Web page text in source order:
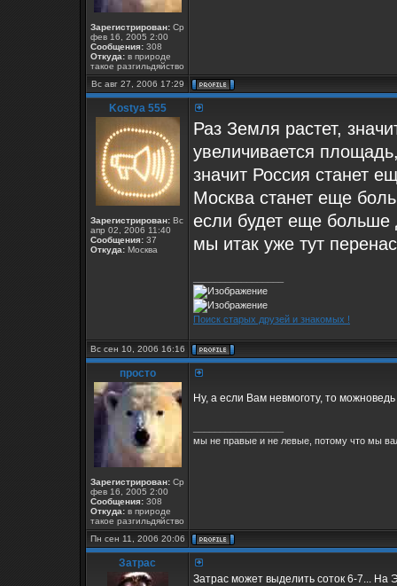
Зарегистрирован: Ср
фев 16, 2005 2:00
Сообщения: 308
Откуда: в природе
такое разгильдяйство
Вс авг 27, 2006 17:29
Kostya 555
Зарегистрирован: Вс
апр 02, 2006 11:40
Сообщения: 37
Откуда: Москва
Раз Земля растет,
увеличивается
значит Россия станет
Москва станет еще
если будет еще
мы итак уже тут
Поиск старых друзей и знакомых !
Вс сен 10, 2006 16:16
просто
Зарегистрирован: Ср
фев 16, 2005 2:00
Сообщения: 308
Откуда: в природе
такое разгильдяйство
Ну, а если Вам невмоготу, то
мы не правые и не левые, потому что мы
Пн сен 11, 2006 20:06
Затрас
Затрас может выделить соток 6-7... На